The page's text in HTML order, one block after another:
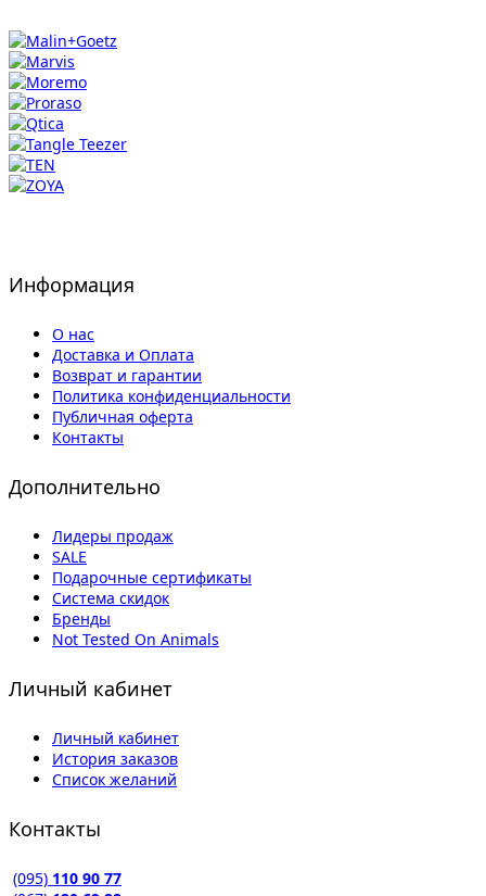
Информация
О нас
Доставка и Оплата
Возврат и гарантии
Политика конфиденциальности
Публичная оферта
Контакты
Дополнительно
Лидеры продаж
SALE
Подарочные сертификаты
Система скидок
Бренды
Not Tested On Animals
Личный кабинет
Личный кабинет
История заказов
Список желаний
Контакты
(095) 110 90 77